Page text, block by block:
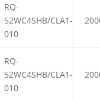
RQ-
52WC4SHB/CLA1-
010
RQ-
52WC4SHB/CLA1-
010